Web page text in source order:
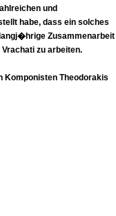
und
habe, dass ein solches
Zusammenarbeit
zu arbeiten.
Komponisten Theodorakis
beides ist: B�rger und